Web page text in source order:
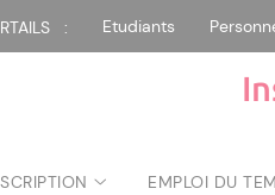
: Etudiants
EMPLOI DU